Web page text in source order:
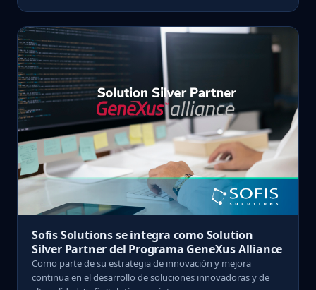
Sofis Solutions se integra como Solution
Silver Partner del Programa GeneXus Alliance
Como parte de su estrategia de innovación y mejora
continua en el desarrollo de soluciones innovadoras y de